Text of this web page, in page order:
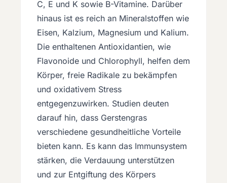
C, E und K sowie B-Vitamine. Darüber
hinaus ist es reich an Mineralstoffen wie
Eisen, Kalzium, Magnesium und Kalium.
Die enthaltenen Antioxidantien, wie
Flavonoide und Chlorophyll, helfen dem
Körper, freie Radikale zu bekämpfen
und oxidativem Stress
entgegenzuwirken. Studien deuten
darauf hin, dass Gerstengras
verschiedene gesundheitliche Vorteile
bieten kann. Es kann das Immunsystem
stärken, die Verdauung unterstützen
und zur Entgiftung des Körpers